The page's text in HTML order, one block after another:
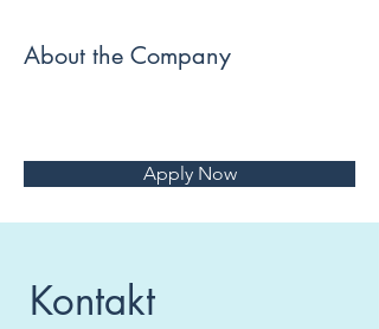
About the Company
Apply Now
Kontakt